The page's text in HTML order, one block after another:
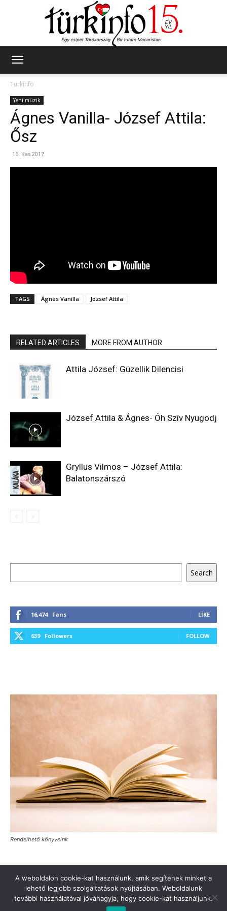
Türkinfo
Yeni müzik
Ágnes Vanilla- József Attila:
Ősz
16. Kas 2017
TAGS Ágnes Vanilla József Attila
RELATED ARTICLES MORE FROM AUTHOR
Attila József: Güzellik Dilencisi
József Attila & Ágnes- Óh Szív Nyugodj
Gryllus Vilmos – József Attila:
Balatonszárszó
Search
16,474 Fans LIKE
639 Followers FOLLOW
Rendelhető könyveink
Türkinfo’ya destek verin Değerli Okur! İletişim Hakkımızda
A weboldalon cookie-kat használunk, amik segítenek minket a
lehető legjobb szolgáltatások nyújtásában. Weboldalunk
további használatával jóváhagyja, hogy cookie-kat használjunk.